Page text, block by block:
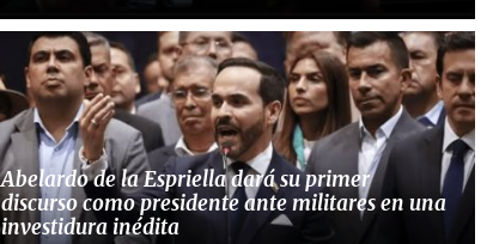
Abelardo de la Espriella dará su primer
discurso como presidente ante militares en una
investidura inédita